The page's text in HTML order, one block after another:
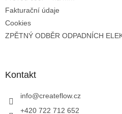
Fakturační údaje
Cookies
ZPĚTNÝ ODBĚR ODPADNÍCH
Kontakt
info@createflow.cz
+420 722 712 652